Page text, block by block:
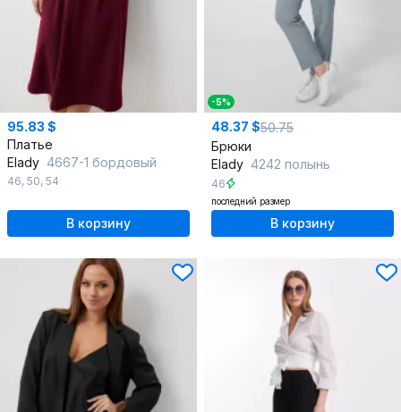
95.83 $
Платье
Elady 4667-1 бордовый
46, 50, 54
В корзину
-5%
48.37 $50.75
Брюки
Elady 4242 полынь
46
последний размер
В корзину